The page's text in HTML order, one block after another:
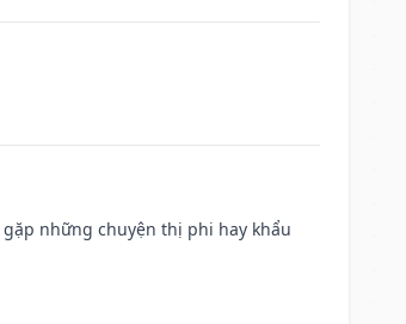
những chuyện thị phi hay khẩu